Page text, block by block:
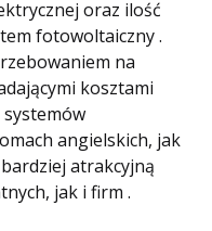
oraz ilość
fotowoltaiczny .
na
kosztami
angielskich, jak
atrakcyjną
jak i firm .